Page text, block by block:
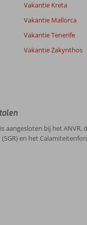
Vakantie Kreta
Vakantie Mallorca
Vakantie Tenerife
Vakantie Zakynthos
aangesloten bij het ANVR,
(SGR) en het